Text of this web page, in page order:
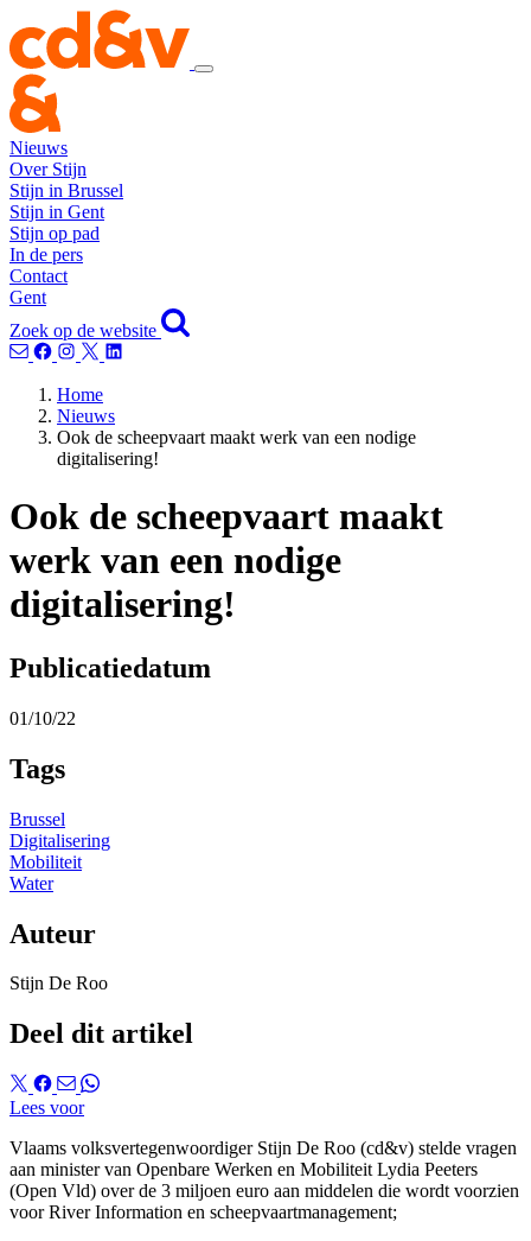
Nieuws
Over Stijn
Stijn in Brussel
Stijn in Gent
Stijn op pad
In de pers
Contact
Gent
Zoek op de website
Home
Nieuws
Ook de scheepvaart maakt werk van een nodige
digitalisering!
Ook de scheepvaart maakt
werk van een nodige
digitalisering!
Publicatiedatum
01/10/22
Tags
Brussel
Digitalisering
Mobiliteit
Water
Auteur
Stijn De Roo
Deel dit artikel
Lees voor
Vlaams volksvertegenwoordiger Stijn De Roo (cd&v) stelde vragen
aan minister van Openbare Werken en Mobiliteit Lydia Peeters
(Open Vld) over de 3 miljoen euro aan middelen die wordt voorzien
voor River Information en scheepvaartmanagement;